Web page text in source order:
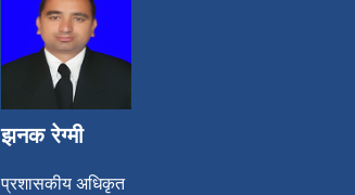
झनक रेग्मी
प्रशासकीय अधिकृत